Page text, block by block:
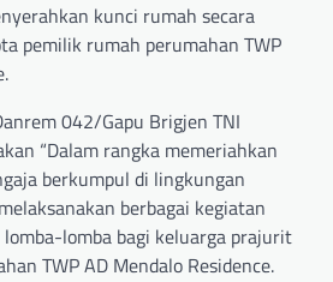
kunci rumah secara
pemilik rumah perumahan TWP
042/Gapu Brigjen TNI
“Dalam rangka memeriahkan
berkumpul di lingkungan
berbagai kegiatan
lomba bagi keluarga prajurit
TWP AD Mendalo Residence.